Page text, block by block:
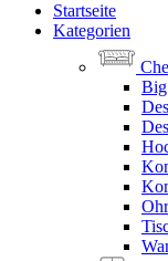
Startseite
Kategorien
Big